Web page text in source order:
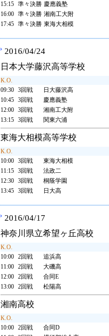
15:15 準々決勝 慶應義塾
16:00 準々決勝 湘南工大附
17:45 準々決勝 東海大相模
2016/04/24
日本大学藤沢高等学校
K.O.
09:30 3回戦
日大藤沢高
10:45 3回戦
慶應義塾
12:00 3回戦
湘南工大附
13:15 3回戦 関東六浦
東海大相模高等学校
K.O.
10:00 3回戦
東海大相模
11:15 3回戦
法政二
12:30 3回戦
桐蔭学園
13:45 3回戦 日大高
2016/04/17
神奈川県立希望ヶ丘高校
K.O.
10:00 2回戦
追浜高
11:00 2回戦
大磯高
12:00 2回戦
合同E
13:00 2回戦 松陽高
湘南高校
K.O.
10:00 2回戦
合同D